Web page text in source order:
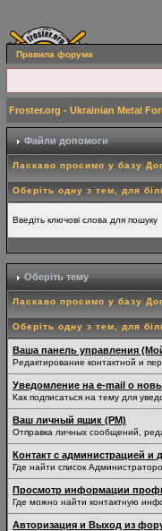
Правила форума
Froster.org - Ukrainian Metal
Файли допомоги
Ласкаво просимо у базу
Оберіть одну з тем, для
Введіть ключові слова для пошуку
Оберіть тему
Ласкаво просимо у базу
Оберіть одну з тем, для
Ваша панель управления
Редактирование контактной и
Уведомление на e-mail о
Как подписаться на тему для
Ваш личный ящик (PM)
Отправка личных сообщений,
Контакт с администрацией и
Где найти список
Просмотр информации
Где можно найти контактную
Авторизация и Выход из